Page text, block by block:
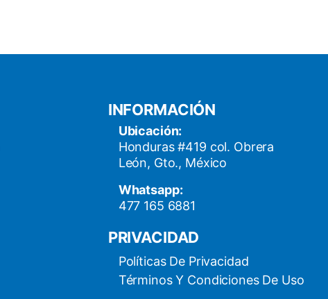
INFORMACIÓN
Ubicación:
Honduras #419 col. Obrera
León, Gto., México
Whatsapp:
477 165 6881
PRIVACIDAD
Políticas De Privacidad
Términos Y Condiciones De Uso